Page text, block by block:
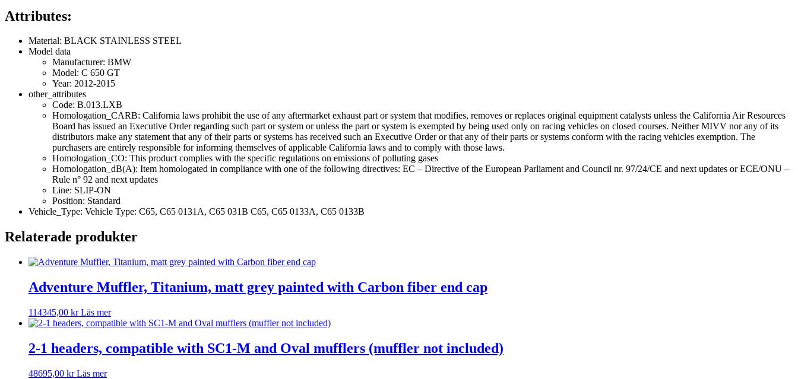
Attributes:
Material: BLACK STAINLESS STEEL
Model data
Manufacturer: BMW
Model: C 650 GT
Year: 2012-2015
other_attributes
Code: B.013.LXB
Homologation_CARB: California laws prohibit the use of any aftermarket exhaust part or system that modifies, removes or replaces original equipment catalysts unless the California Air Resources
Board has issued an Executive Order regarding such part or system or unless the part or system is exempted by being used only on racing vehicles on closed courses. Neither MIVV nor any of its
distributors make any statement that any of their parts or systems has received such an Executive Order or that any of their parts or systems conform with the racing vehicles exemption. The
purchasers are entirely responsible for informing themselves of applicable California laws and to comply with those laws.
Homologation_CO: This product complies with the specific regulations on emissions of polluting gases
Homologation_dB(A): Item homologated in compliance with one of the following directives: EC – Directive of the European Parliament and Council nr. 97/24/CE and next updates or ECE/ONU –
Rule n° 92 and next updates
Line: SLIP-ON
Position: Standard
Vehicle_Type: Vehicle Type: C65, C65 0131A, C65 031B C65, C65 0133A, C65 0133B
Relaterade produkter
Adventure Muffler, Titanium, matt grey painted with Carbon fiber end cap
114345,00 kr Läs mer
2-1 headers, compatible with SC1-M and Oval mufflers (muffler not included)
48695,00 kr Läs mer